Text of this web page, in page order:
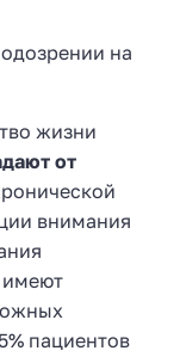
на
жизни
от
внимания
имеют
пациентов